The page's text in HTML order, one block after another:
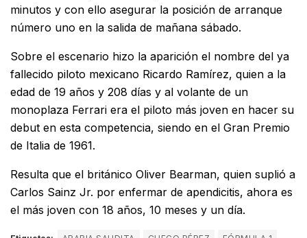
minutos y con ello asegurar la posición de arranque
número uno en la salida de mañana sábado.
Sobre el escenario hizo la aparición el nombre del ya
fallecido piloto mexicano Ricardo Ramírez, quien a la
edad de 19 años y 208 días y al volante de un
monoplaza Ferrari era el piloto más joven en hacer su
debut en esta competencia, siendo en el Gran Premio
de Italia de 1961.
Resulta que el británico Oliver Bearman, quien suplió a
Carlos Sainz Jr. por enfermar de apendicitis, ahora es
el más joven con 18 años, 10 meses y un día.